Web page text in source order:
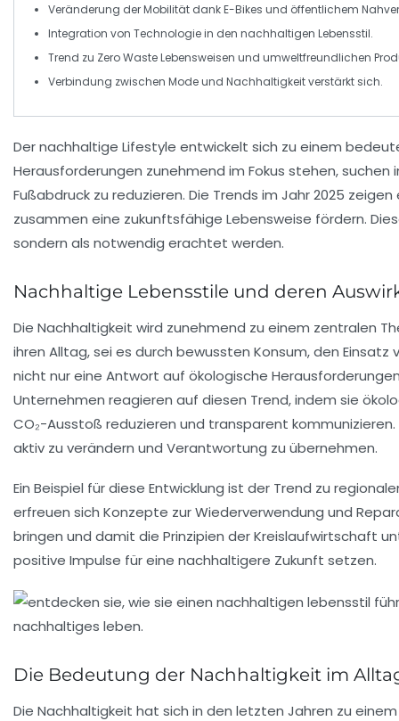
Veränderung der Mobilität dankE-Bikes und öffentlichem
Integration von Technologiein den nachhaltigen Lebensstil.
Trend zu Zero WasteLebensweisen und umweltfreundlichen
Verbindung zwischen Modeund Nachhaltigkeitverstärkt sich.
Dernachhaltige Lifestyle entwickelt sich zu einem
Herausforderungen zunehmend im Fokus stehen,
Fußabdruck zu reduzieren. Die Trends im Jahr 2025
zusammen eine zukunftsfähige Lebensweise fördern.
sondern als notwendig erachtet werden.
Nachhaltige Lebensstile und deren
Die Nachhaltigkeit wird zunehmend zu einem zentralen
ihren Alltag, sei es durch bewussten Konsum, den Einsatz
nicht nur eine Antwort auf ökologische
Unternehmen reagieren auf diesen Trend, indem sie
CO₂-Ausstoß reduzieren und transparent
aktiv zu verändern und Verantwortung zu übernehmen.
Ein Beispiel für diese Entwicklung ist der Trend zu
erfreuen sich Konzepte zur Wiederverwendung und
bringen und damit die Prinzipien derKreislaufwirtschaft
positive Impulse für eine nachhaltigere Zukunft setzen.
Die Bedeutung der Nachhaltigkeit im
Die Nachhaltigkeit hat sich in den letzten Jahren zu